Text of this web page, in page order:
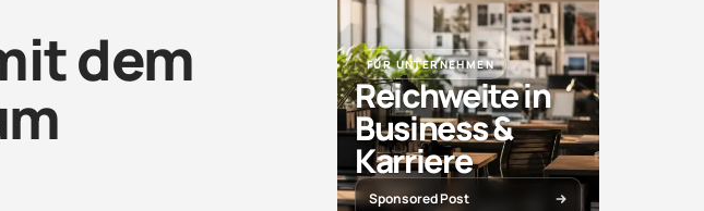
dem FÜR UNTERNEHMEN
Reichweite in
Business &
Karriere
Sponsored Post